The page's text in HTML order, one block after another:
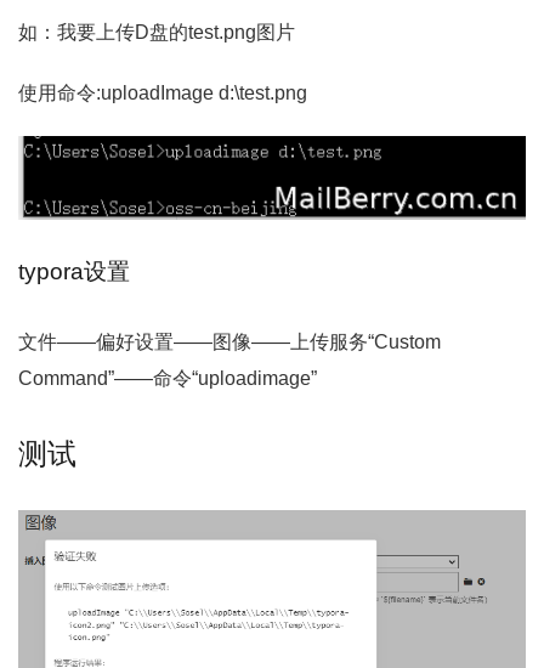
如：我要上传D盘的test.png图片
使用命令:uploadImage d:\test.png
typora设置
文件——偏好设置——图像——上传服务“Custom
Command”——命令“uploadimage”
测试